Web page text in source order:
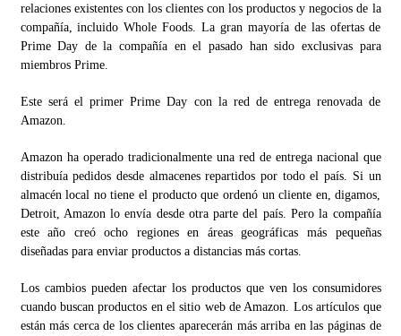
relaciones existentes con los clientes con los productos y negocios de la
compañía, incluido Whole Foods. La gran mayoría de las ofertas de
Prime Day de la compañía en el pasado han sido exclusivas para
miembros Prime.
Este será el primer Prime Day con la red de entrega renovada de
Amazon.
Amazon ha operado tradicionalmente una red de entrega nacional que
distribuía pedidos desde almacenes repartidos por todo el país. Si un
almacén local no tiene el producto que ordenó un cliente en, digamos,
Detroit, Amazon lo envía desde otra parte del país. Pero la compañía
este año creó ocho regiones en áreas geográficas más pequeñas
diseñadas para enviar productos a distancias más cortas.
Los cambios pueden afectar los productos que ven los consumidores
cuando buscan productos en el sitio web de Amazon. Los artículos que
están más cerca de los clientes aparecerán más arriba en las páginas de